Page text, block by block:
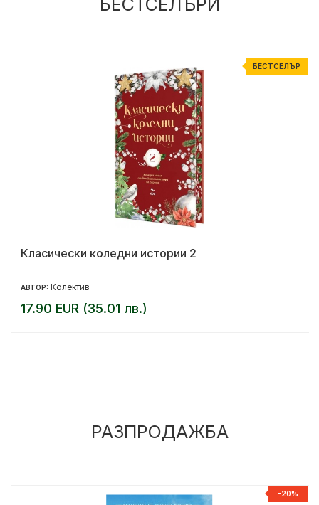
БЕСТСЕЛЪР
Класически коледни истории 2
АВТОР: Колектив
17.90 EUR (35.01 лв.)
РАЗПРОДАЖБА
-20%